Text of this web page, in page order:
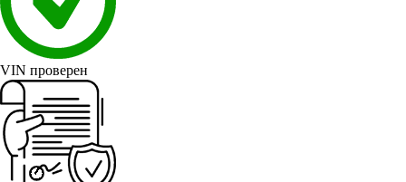
VIN проверен